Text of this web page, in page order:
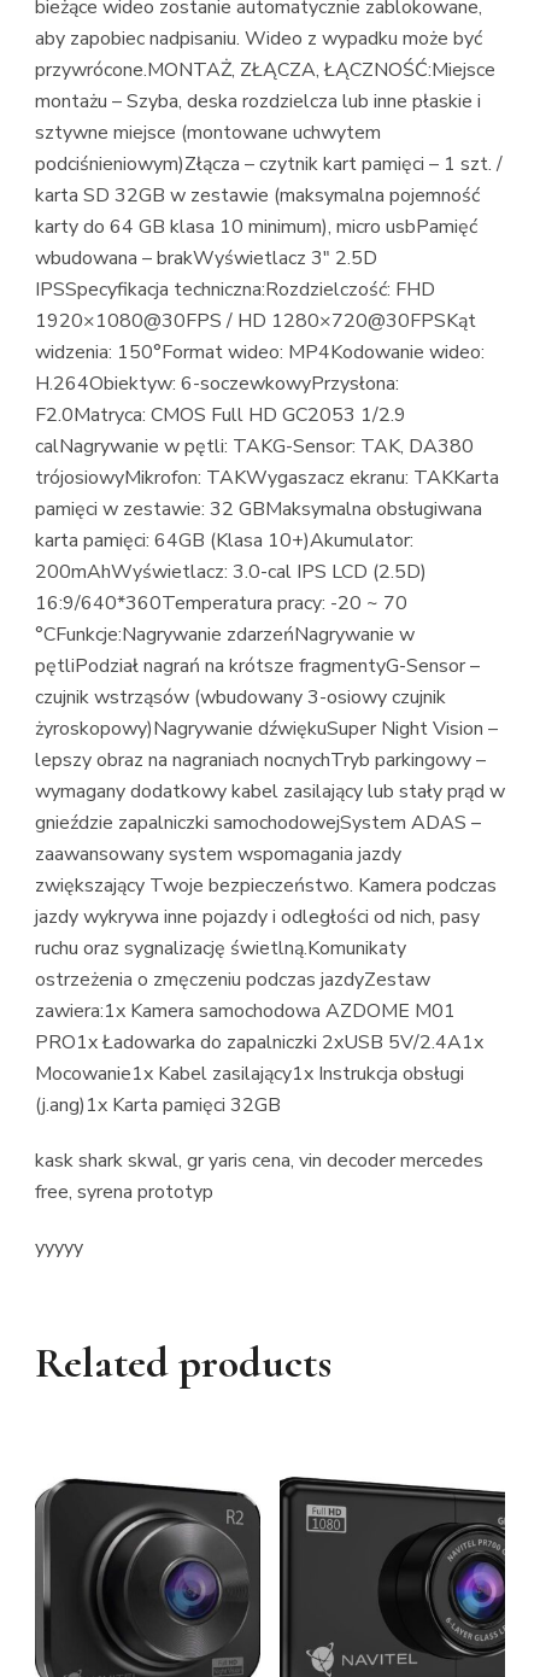
bieżące wideo zostanie automatycznie zablokowane,
aby zapobiec nadpisaniu. Wideo z wypadku może być
przywrócone.MONTAŻ, ZŁĄCZA, ŁĄCZNOŚĆ:Miejsce
montażu – Szyba, deska rozdzielcza lub inne płaskie i
sztywne miejsce (montowane uchwytem
podciśnieniowym)Złącza – czytnik kart pamięci – 1 szt. /
karta SD 32GB w zestawie (maksymalna pojemność
karty do 64 GB klasa 10 minimum), micro usbPamięć
wbudowana – brakWyświetlacz 3″ 2.5D
IPSSpecyfikacja techniczna:Rozdzielczość: FHD
1920×1080@30FPS / HD 1280×720@30FPSKąt
widzenia: 150°Format wideo: MP4Kodowanie wideo:
H.264Obiektyw: 6-soczewkowyPrzysłona:
F2.0Matryca: CMOS Full HD GC2053 1/2.9
calNagrywanie w pętli: TAKG-Sensor: TAK, DA380
trójosiowyMikrofon: TAKWygaszacz ekranu: TAKKarta
pamięci w zestawie: 32 GBMaksymalna obsługiwana
karta pamięci: 64GB (Klasa 10+)Akumulator:
200mAhWyświetlacz: 3.0-cal IPS LCD (2.5D)
16:9/640*360Temperatura pracy: -20 ~ 70
°CFunkcje:Nagrywanie zdarzeńNagrywanie w
pętliPodział nagrań na krótsze fragmentyG-Sensor –
czujnik wstrząsów (wbudowany 3-osiowy czujnik
żyroskopowy)Nagrywanie dźwiękuSuper Night Vision –
lepszy obraz na nagraniach nocnychTryb parkingowy –
wymagany dodatkowy kabel zasilający lub stały prąd w
gnieździe zapalniczki samochodowejSystem ADAS –
zaawansowany system wspomagania jazdy
zwiększający Twoje bezpieczeństwo. Kamera podczas
jazdy wykrywa inne pojazdy i odległości od nich, pasy
ruchu oraz sygnalizację świetlną.Komunikaty
ostrzeżenia o zmęczeniu podczas jazdyZestaw
zawiera:1x Kamera samochodowa AZDOME M01
PRO1x Ładowarka do zapalniczki 2xUSB 5V/2.4A1x
Mocowanie1x Kabel zasilający1x Instrukcja obsługi
(j.ang)1x Karta pamięci 32GB
kask shark skwal, gr yaris cena, vin decoder mercedes
free, syrena prototyp
yyyyy
Related products